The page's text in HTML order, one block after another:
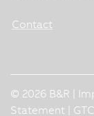
Contact
© 2026 B&R |
Statement
GTC